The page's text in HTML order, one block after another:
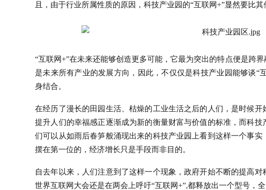
且，由于行业所属性质的原因，科技产业园的“互联网+”显然要比其
“互联网+”在未来还能够创造更多可能，它最为突出的特点便是跨
是未来所有产业的发展方向，因此，不仅仅是科技产业园能够谈“
身结合。
在经历了漫长的田园生活、枯燥的工业生活之后的人们，是时候
提升人们的幸福感正逐渐成为新的衡量财富与价值的标准，而科
们可以从如雨后春笋般涌现出来的科技产业园上看到这样一个事
摆在第一位的，经济增长只是手段而非目的。
自去年以来，人们注意到了这样一个现象，政府开始不断的提高
世界互联网大会还是在两会上呼吁“互联网+”,都释放出一个型号，